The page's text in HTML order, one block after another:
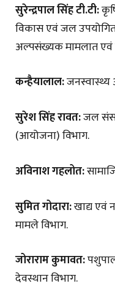
सुरेन्द्रपाल सिंह टी.टी:
विकास एवं जल
अल्पसंख्यक मामलात एवं
कन्हैयालाल:जनस्वास्थ्य
सुरेश सिंह रावत:जल
(आयोजना) विभाग.
अविनाश गहलोत:
सुमित गोदारा:खाद्य एवं
मामले विभाग.
जोराराम कुमावत:
देवस्थान विभाग.